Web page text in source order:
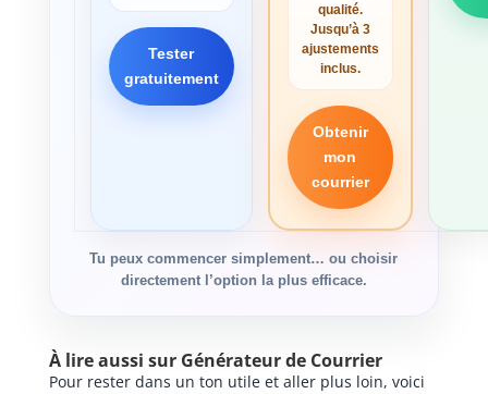
Tester
gratuitement
qualité.
Jusqu’à 3
ajustements
inclus.
Obtenir
mon
courrier
Tu peux commencer simplement… ou choisir
directement l’option la plus efficace.
À lire aussi sur Générateur de Courrier
Pour rester dans un ton utile et aller plus loin, voici